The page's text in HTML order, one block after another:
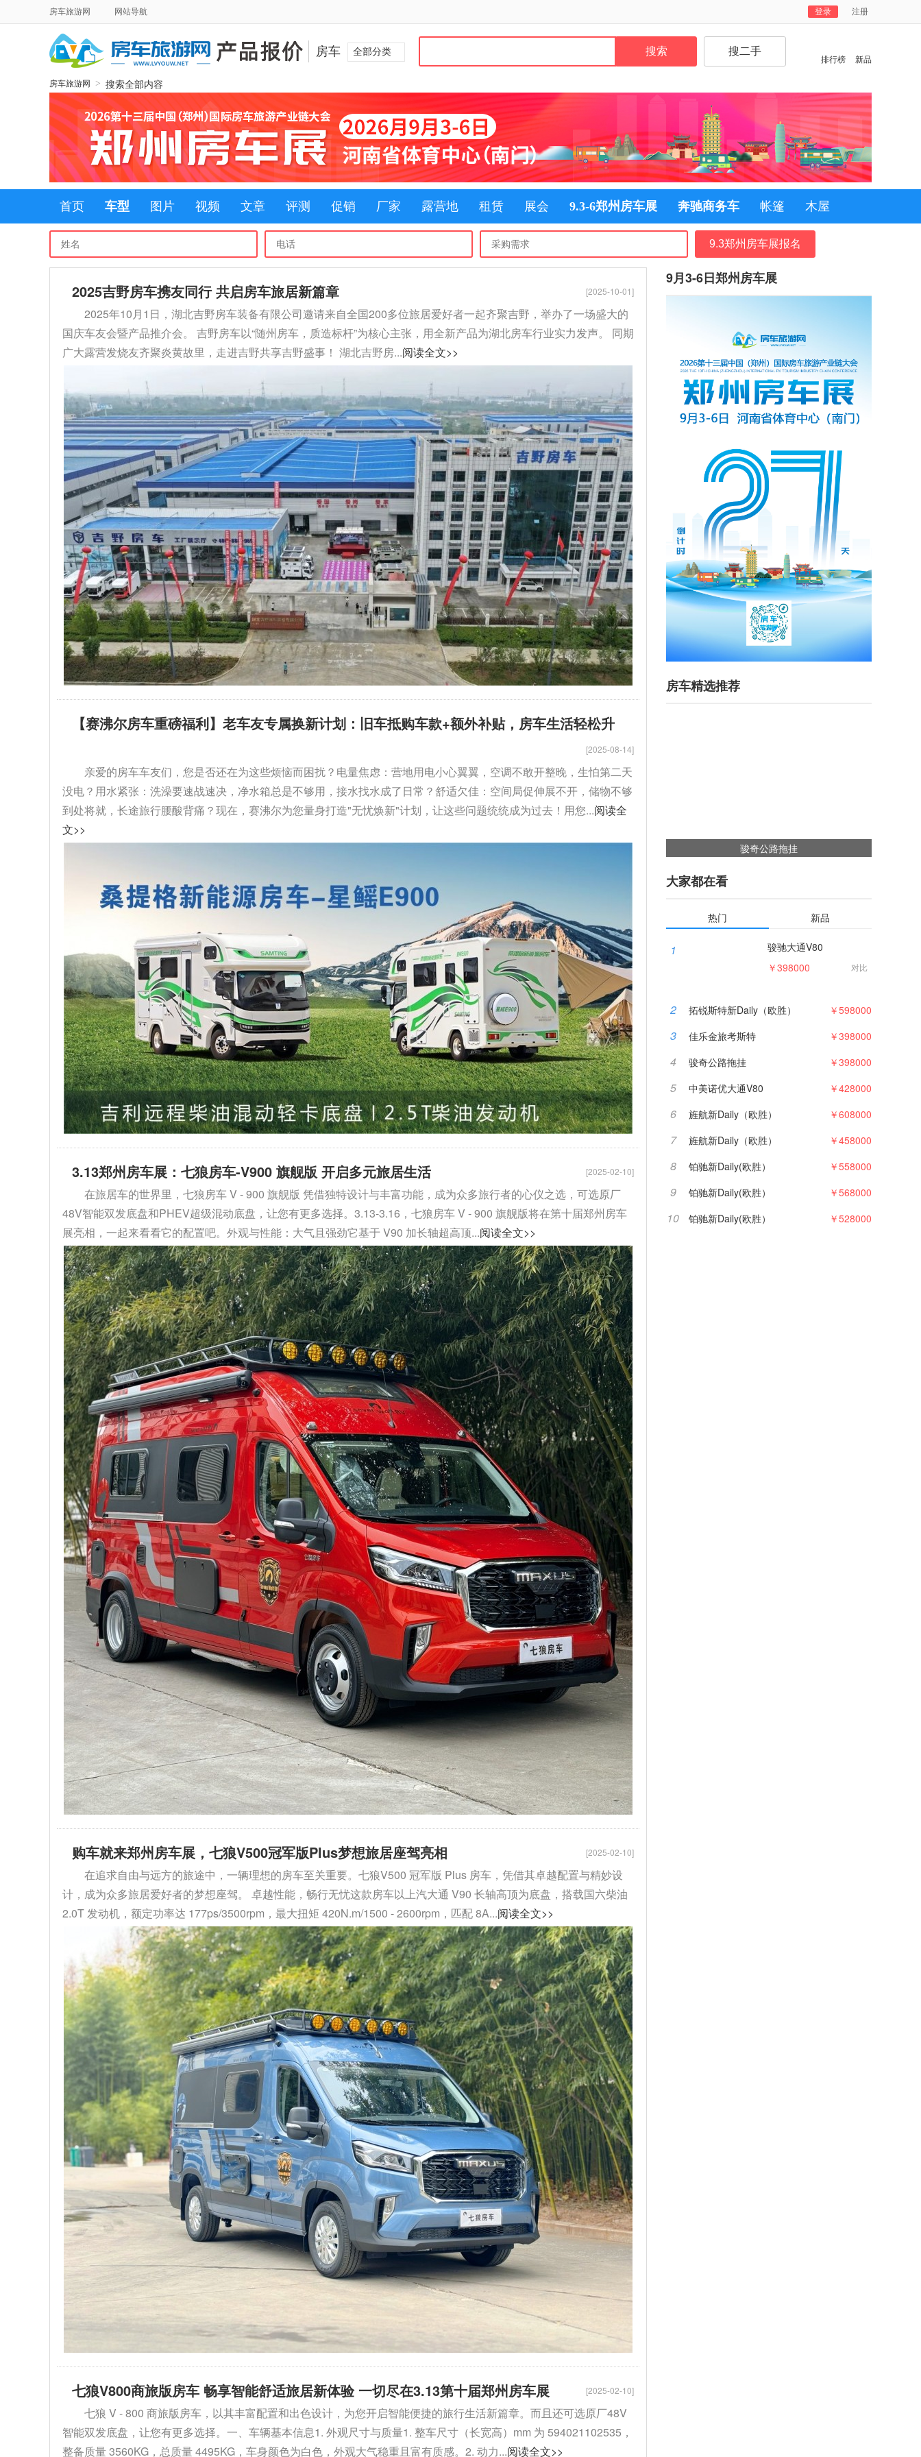
注册
登录
房车旅游网 网站导航
排行榜 新品
房车 全部分类
房车旅游网 > 搜索全部内容
首页 车型 图片 视频 文章 评测 促销 厂家 露营地 租赁 展会 9.3-6郑州房车展 奔驰商务车 帐篷 木屋
9.3郑州房车展报名
2025吉野房车携友同行 共启房车旅居新篇章 [2025-10-01]
2025年10月1日，湖北吉野房车装备有限公司邀请来自全国200多位旅居爱好者一起齐聚吉野，举办了一场盛大的
国庆车友会暨产品推介会。 吉野房车以“随州房车，质造标杆”为核心主张，用全新产品为湖北房车行业实力发声。 同期
广大露营发烧友齐聚炎黄故里，走进吉野共享吉野盛事！ 湖北吉野房...阅读全文>>
【赛沸尔房车重磅福利】老车友专属换新计划：旧车抵购车款+额外补贴，房车生活轻松升
[2025-08-14]
亲爱的房车车友们，您是否还在为这些烦恼而困扰？电量焦虑：营地用电小心翼翼，空调不敢开整晚，生怕第二天
没电？用水紧张：洗澡要速战速决，净水箱总是不够用，接水找水成了日常？舒适欠佳：空间局促伸展不开，储物不够
到处将就，长途旅行腰酸背痛？现在，赛沸尔为您量身打造"无忧焕新"计划，让这些问题统统成为过去！用您...阅读全
文>>
3.13郑州房车展：七狼房车-V900 旗舰版 开启多元旅居生活 [2025-02-10]
在旅居车的世界里，七狼房车 V - 900 旗舰版 凭借独特设计与丰富功能，成为众多旅行者的心仪之选，可选原厂
48V智能双发底盘和PHEV超级混动底盘，让您有更多选择。3.13-3.16，七狼房车 V - 900 旗舰版将在第十届郑州房车
展亮相，一起来看看它的配置吧。外观与性能：大气且强劲它基于 V90 加长轴超高顶...阅读全文>>
购车就来郑州房车展，七狼V500冠军版Plus梦想旅居座驾亮相 [2025-02-10]
在追求自由与远方的旅途中，一辆理想的房车至关重要。七狼V500 冠军版 Plus 房车，凭借其卓越配置与精妙设
计，成为众多旅居爱好者的梦想座驾。 卓越性能，畅行无忧这款房车以上汽大通 V90 长轴高顶为底盘，搭载国六柴油
2.0T 发动机，额定功率达 177ps/3500rpm，最大扭矩 420N.m/1500 - 2600rpm，匹配 8A...阅读全文>>
七狼V800商旅版房车 畅享智能舒适旅居新体验 一切尽在3.13第十届郑州房车展 [2025-02-10]
七狼 V - 800 商旅版房车，以其丰富配置和出色设计，为您开启智能便捷的旅行生活新篇章。而且还可选原厂48V
智能双发底盘，让您有更多选择。一、车辆基本信息1. 外观尺寸与质量1. 整车尺寸（长宽高）mm 为 594021102535，
整备质量 3560KG，总质量 4495KG，车身颜色为白色，外观大气稳重且富有质感。2. 动力...阅读全文>>
9月3-6日郑州房车展
房车精选推荐
大家都在看
热门 新品
1 骏驰大通V80
对比
￥398000
2 拓锐斯特新Daily（欧胜） ￥598000
3 佳乐金旅考斯特 ￥398000
4 骏奇公路拖挂 ￥398000
5 中美诺优大通V80 ￥428000
6 旌航新Daily（欧胜） ￥608000
7 旌航新Daily（欧胜） ￥458000
8 铂驰新Daily(欧胜） ￥558000
9 铂驰新Daily(欧胜） ￥568000
10 铂驰新Daily(欧胜） ￥528000